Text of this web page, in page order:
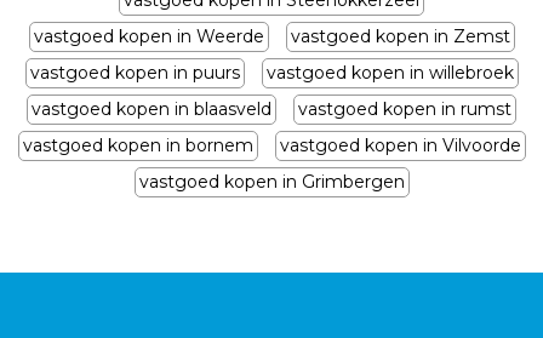
vastgoed kopen in Weerde
vastgoed kopen in Zemst
vastgoed kopen in puurs
vastgoed kopen in willebroek
vastgoed kopen in blaasveld
vastgoed kopen in rumst
vastgoed kopen in bornem
vastgoed kopen in Vilvoorde
vastgoed kopen in Grimbergen